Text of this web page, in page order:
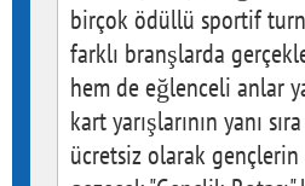
birçok ödüllü sportif
farklı branşlarda
hem de eğlenceli anlar
kart yarışlarının yanı
ücretsiz olarak gençlerin